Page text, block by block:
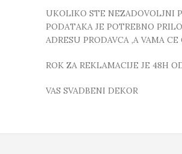
UKOLIKO STE NEZADOVOLJNI
PODATAKA JE POTREBNO
ADRESU PRODAVCA ,A VAMA
ROK ZA REKLAMACIJE JE 48H
VAS SVADBENI DEKOR